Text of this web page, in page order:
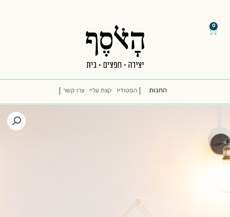
0
עגלת
החנות הסטודיו קצת עליי צרו קשר